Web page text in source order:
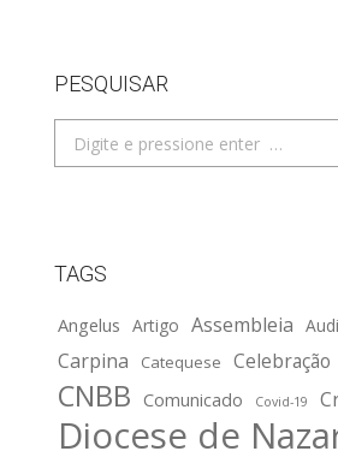
PESQUISAR
Search:
TAGS
Angelus Artigo Assembleia
Carpina Catequese Celebração
CNBB Comunicado Covid-19
Diocese de